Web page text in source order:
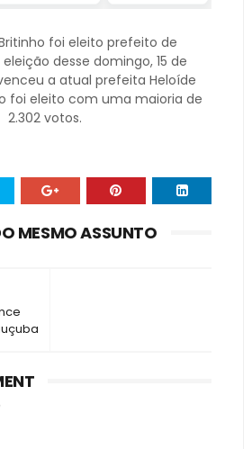
foi eleito prefeito de
desse domingo, 15 de
a atual prefeita Heloíde
foi eleito com uma maioria de
2.302 votos.
MESMO ASSUNTO